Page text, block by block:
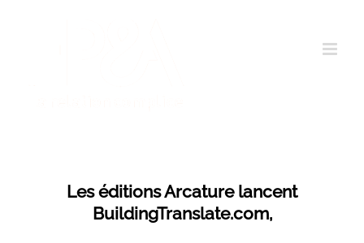
Les éditions Arcature lancent
BuildingTranslate.com,